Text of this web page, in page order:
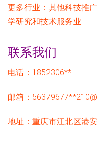
更多行业： 其他科技推
学研究和技术服务业
联系我们
电话：1852306**
邮箱：56379677**
地址：重庆市江北区港